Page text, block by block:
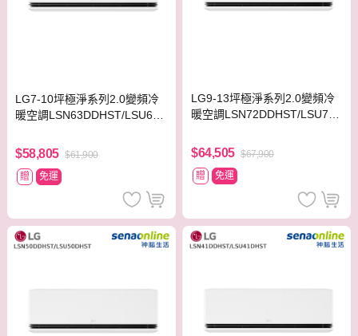
LG7-10坪極淨系列2.0變頻冷
暖空調LSN63DDHST/LSU63D
$58,805 $61,900
贈
免運
LG9-13坪極淨系列2.0變頻冷
暖空調LSN72DDHST/LSU72
$64,505 $67,900
贈
免運